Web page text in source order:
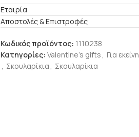
Εταιρία
Αποστολές & Επιστροφές
Κωδικός προϊόντος: 1110238
Κατηγορίες: Valentine's gifts , Για εκείνη
, Σκουλαρίκια , Σκουλαρίκια